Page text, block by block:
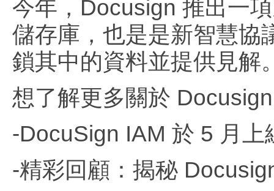
今年，Docusign 推出一
儲存庫，也是是新智慧協
鎖其中的資料並提供見解
想了解更多關於
-DocuSign IAM 於 5 月
-精彩回顧：揭秘